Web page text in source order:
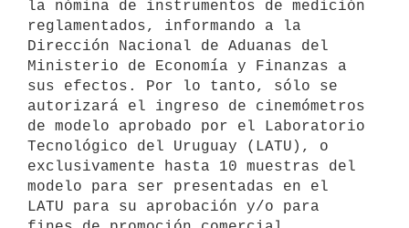
la nómina de instrumentos de medición
reglamentados, informando a la
Dirección Nacional de Aduanas del
Ministerio de Economía y Finanzas a
sus efectos. Por lo tanto, sólo se
autorizará el ingreso de cinemómetros
de modelo aprobado por el Laboratorio
Tecnológico del Uruguay (LATU), o
exclusivamente hasta 10 muestras del
modelo para ser presentadas en el
LATU para su aprobación y/o para